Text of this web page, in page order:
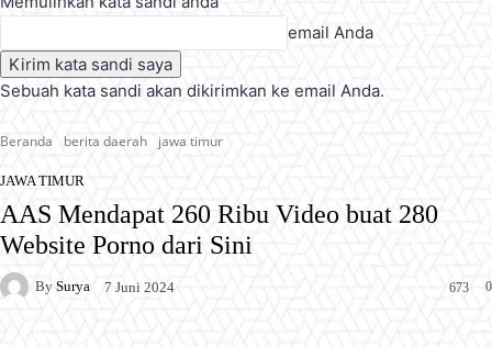
email Anda
Sebuah kata sandi akan dikirimkan ke email Anda.
Beranda berita daerah jawa timur
JAWA TIMUR
AAS Mendapat 260 Ribu Video buat 280
Website Porno dari Sini
By Surya 7 Juni 2024 0
673